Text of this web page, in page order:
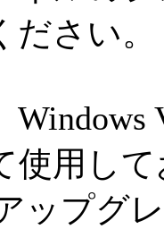
さい。
使用し
ップグ